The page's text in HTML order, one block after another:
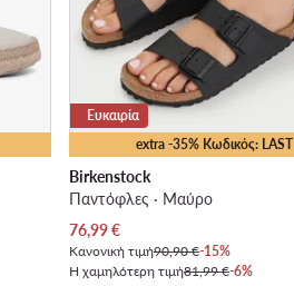
extra -35% Κωδικός: LAST
Ευκαιρία
Birkenstock
Παντόφλες · Μαύρο
Τρέχουσα τιμή
76,99€
Κανονική τιμή90,90 €-15%
Η χαμηλότερη τιμή81,99 €-6%